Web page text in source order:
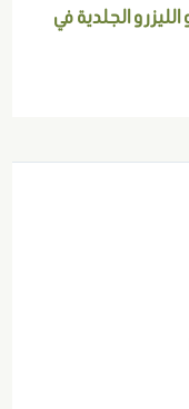
و الجلدية في